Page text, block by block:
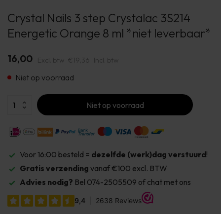
Crystal Nails 3 step Crystalac 3S214
Energetic Orange 8 ml *niet leverbaar*
16,00 Excl. btw €19,36 Incl. btw
Niet op voorraad
Niet op voorraad
Voor 16:00 besteld = dezelfde (werk)dag verstuurd!
Gratis verzending vanaf €100 excl. BTW
Advies nodig? Bel 074-2505509 of chat met ons